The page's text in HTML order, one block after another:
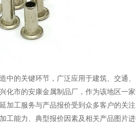
中的关键环节，广泛应用于建筑、交通
化市的安康金属制品厂，作为该地区一
加工服务与产品报价受到众多客户的关
工能力、典型报价因素及相关产品图片